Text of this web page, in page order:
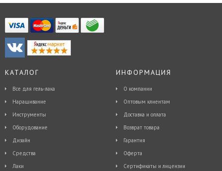
КАТАЛОГ
Все для гель-лака
Наращивание
Инструменты
Оборудование
Дизайн
Средства
Лаки
ИНФОРМАЦИЯ
О компании
Оптовым клиентам
Доставка и оплата
Возврат товара
Гарантия
Оферта
Сертификаты и лицензии